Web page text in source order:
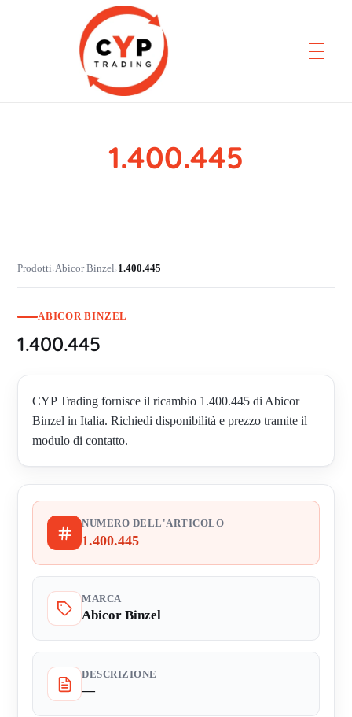
CYP Trading1.400.445
Prodotti›Abicor Binzel›1.400.445
ABICOR BINZEL
1.400.445
CYP Trading fornisce il ricambio 1.400.445 di Abicor
Binzel in Italia. Richiedi disponibilità e prezzo tramite il
modulo di contatto.
NUMERO DELL'ARTICOLO
1.400.445
MARCA
Abicor Binzel
DESCRIZIONE
—